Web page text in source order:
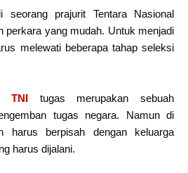
seorang prajurit Tentara Nasional
perkara yang mudah. Untuk menjadi
melewati beberapa tahap seleksi
TNI tugas merupakan sebuah
tugas negara. Namun di
harus berpisah dengan keluarga
harus dijalani.